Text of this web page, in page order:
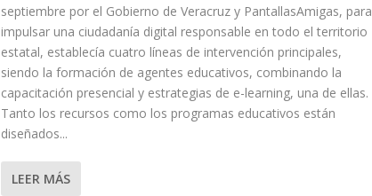
septiembre por el Gobierno de Veracruz y PantallasAmigas, para
impulsar una ciudadanía digital responsable en todo el territorio
estatal, establecía cuatro líneas de intervención principales,
siendo la formación de agentes educativos, combinando la
capacitación presencial y estrategias de e-learning, una de ellas.
Tanto los recursos como los programas educativos están
diseñados...
LEER MÁS